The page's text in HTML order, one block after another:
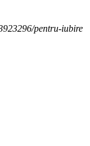
pentru-iubire